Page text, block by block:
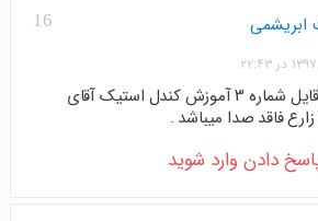
16 ابریشمی
سلام- قایل شماره ۳ آموزش کندل استیک آقای
زارع فاقد صدا میباشد .
دادن وارد شوید